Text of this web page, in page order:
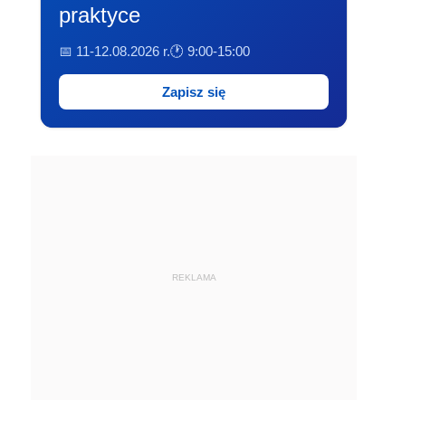
praktyce
📅 11-12.08.2026 r.🕐 9:00-15:00
Zapisz się
REKLAMA